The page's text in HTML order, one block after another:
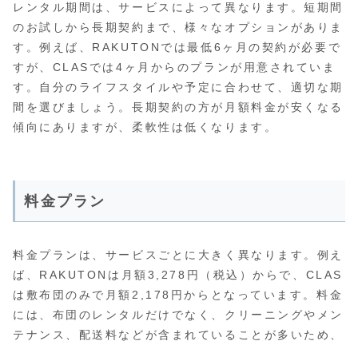
レンタル期間は、サービスによって異なります。短期間
のお試しから長期契約まで、様々なオプションがありま
す。例えば、RAKUTONでは最低6ヶ月の契約が必要で
すが、CLASでは4ヶ月からのプランが用意されていま
す。自分のライフスタイルや予定に合わせて、適切な期
間を選びましょう。長期契約の方が月額料金が安くなる
傾向にありますが、柔軟性は低くなります。
料金プラン
料金プランは、サービスごとに大きく異なります。例え
ば、RAKUTONは月額3,278円（税込）からで、CLAS
は敷布団のみで月額2,178円からとなっています。料金
には、布団のレンタルだけでなく、クリーニングやメン
テナンス、配送料などが含まれていることが多いため、